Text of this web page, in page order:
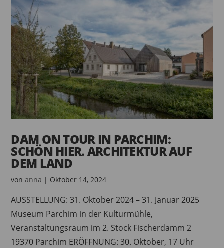
DAM ON TOUR IN PARCHIM:
SCHÖN HIER. ARCHITEKTUR AUF
DEM LAND
vonanna | Oktober 14, 2024
AUSSTELLUNG: 31. Oktober 2024 – 31. Januar 2025
Museum Parchim in der Kulturmühle,
Veranstaltungsraum im 2. Stock Fischerdamm 2
19370 Parchim ERÖFFNUNG: 30. Oktober, 17 Uhr